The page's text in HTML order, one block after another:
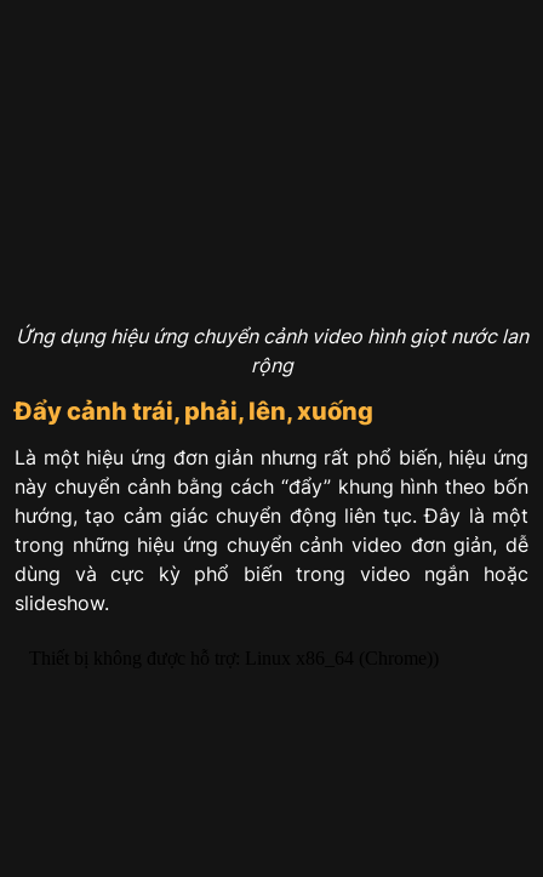
Ứng dụng hiệu ứng chuyển cảnh video hình giọt nước lan
rộng
Đẩy cảnh trái, phải, lên, xuống
Là một hiệu ứng đơn giản nhưng rất phổ biến, hiệu ứng
này chuyển cảnh bằng cách “đẩy” khung hình theo bốn
hướng, tạo cảm giác chuyển động liên tục. Đây là một
trong những hiệu ứng chuyển cảnh video đơn giản, dễ
dùng và cực kỳ phổ biến trong video ngắn hoặc
slideshow.